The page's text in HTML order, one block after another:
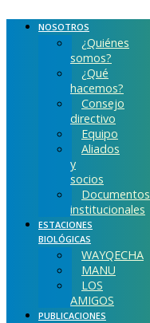
NOSOTROS
¿Quiénes
somos?
¿Qué
hacemos?
Consejo
directivo
Equipo
Aliados
y
socios
Documentos
institucionales
ESTACIONES
BIOLÓGICAS
WAYQECHA
MANU
LOS
AMIGOS
PUBLICACIONES